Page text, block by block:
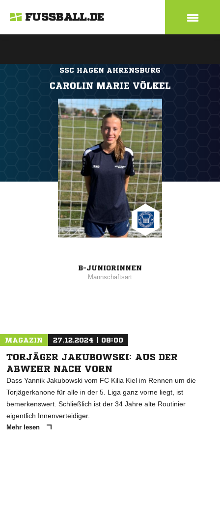
FUSSBALL.DE
SSC HAGEN AHRENSBURG
CAROLIN MARIE VÖLKEL
B-JUNIORINNEN
Mannschaftsart
MAGAZIN 27.12.2024 | 08:00
TORJÄGER JAKUBOWSKI: AUS DER
ABWEHR NACH VORN
Dass Yannik Jakubowski vom FC Kilia Kiel im Rennen um die
Torjägerkanone für alle in der 5. Liga ganz vorne liegt, ist
bemerkenswert. Schließlich ist der 34 Jahre alte Routinier
eigentlich Innenverteidiger.
Mehr lesen